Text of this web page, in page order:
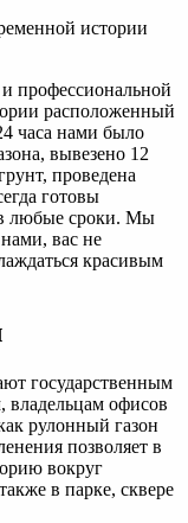
истории
профессиональной
расположенный
часа нами было
вывезено 12
проведена
готовы
любые сроки. Мы
нами, вас не
красивым
государственным
офисов
рулонный газон
позволяет в
вокруг
в парке, сквере